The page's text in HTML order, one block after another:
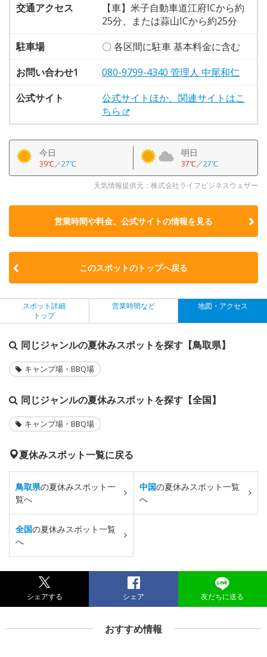
交通アクセス
【車】米子自動車道江府ICから約
25分、または蒜山ICから約25分
駐車場
〇 各区間に駐車 基本料金に含む
お問い合わせ1
080-9799-4340 管理人 中尾和仁
公式サイト
公式サイトほか、関連サイトはこ
ちら
今日
39℃／27℃
明日
37℃／27℃
天気情報提供元：株式会社ライフビジネスウェザー
営業時間や料金、公式サイトの情報を見る
このスポットのトップへ戻る
スポット詳細
トップ
営業時間など 地図・アクセス
同じジャンルの夏休みスポットを探す【鳥取県】
キャンプ場・BBQ場
同じジャンルの夏休みスポットを探す【全国】
キャンプ場・BBQ場
夏休みスポット一覧に戻る
鳥取県の夏休みスポット一
覧へ
中国の夏休みスポット一覧
へ
全国の夏休みスポット一覧
へ
シェアする シェア 友だちに送る
おすすめ情報